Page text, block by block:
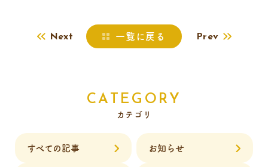
Next 一覧に戻る Prev
CATEGORY
カテゴリ
すべての記事 お知らせ